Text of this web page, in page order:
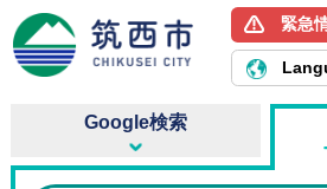
筑
緊急
Google検索